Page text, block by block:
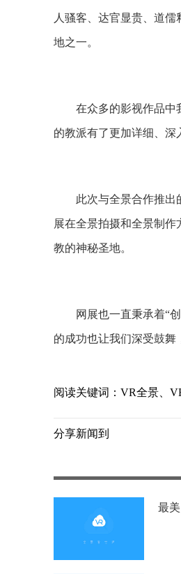
人骚客、达官显贵、道
地之一。
在众多的影视作品中我
的教派有了更加详细、深
此次与全景合作推出的
展在全景拍摄和全景制
教的神秘圣地。
网展也一直秉承着“创
的成功也让我们深受鼓舞
阅读关键词：VR全景、
分享新闻到
最